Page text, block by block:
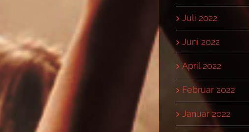
Juli 2022
Juni 2022
April 2022
Februar 2022
Januar 2022